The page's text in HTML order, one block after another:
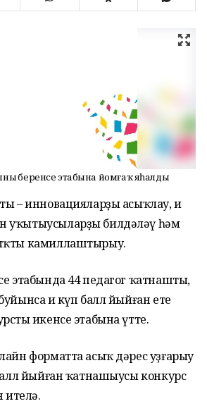
беренсе этабына йомғаҡ яһалды
– инновацияларҙы асыҡлау, иң
уҡытыусыларҙы билдәләү һәм
камиллаштырыу.
этабында 44 педагог ҡатнашты,
иң күп балл йыйған ете
икенсе этабына үтте.
форматта асыҡ дәрес уҙғарыу
йыйған ҡатнашыусы конкурс
ителә.